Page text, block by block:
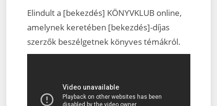
Elindult a [bekezdés] KÖNYVKLUB online,
amelynek keretében [bekezdés]-díjas
szerzők beszélgetnek könyves témákról.